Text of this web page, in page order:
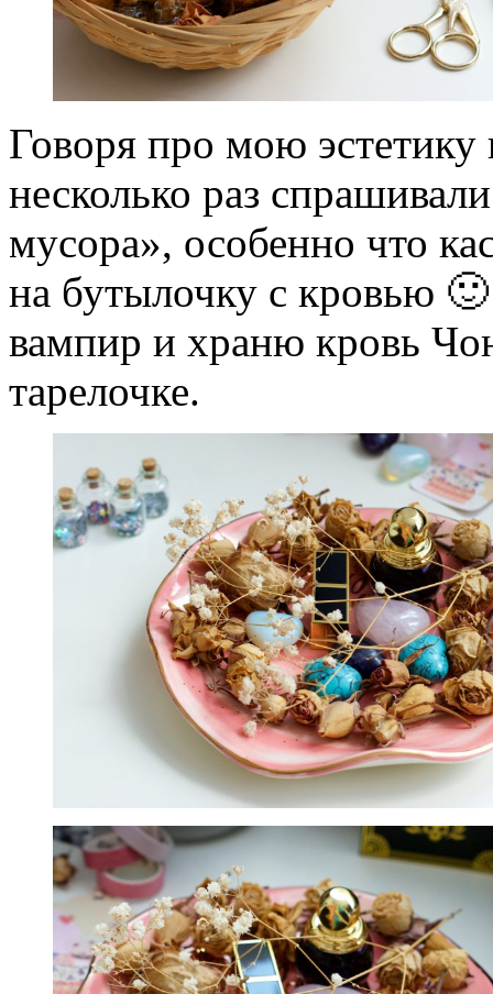
Говоря про мою
несколько раз
мусора», особенно что
на бутылочку с кровью
вампир и храню кровь
тарелочке.